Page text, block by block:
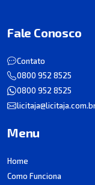
Fale Conosco
Contato
0800 952 8525
0800 952 8525
Menu
Home
Como Funciona